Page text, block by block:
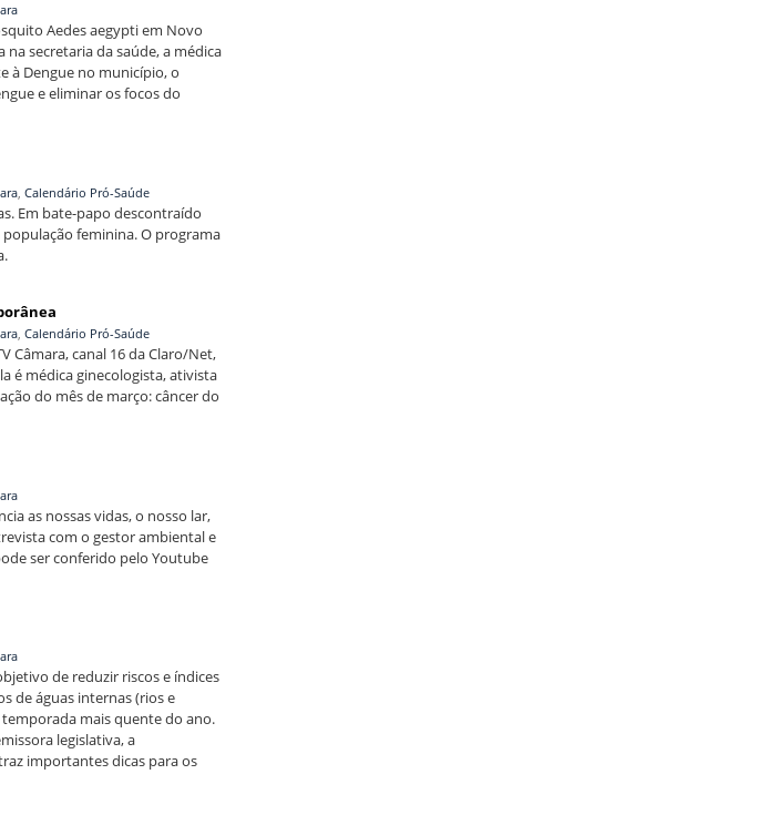
Aedes aegypti em Novo
secretaria da saúde, a médica
à Dengue no município, o
e eliminar os focos do
, Calendário Pró-Saúde
Em bate-papo descontraído
feminina. O programa
, Calendário Pró-Saúde
Câmara, canal 16 da Claro/Net,
é médica ginecologista, ativista
do mês de março: câncer do
as nossas vidas, o nosso lar,
com o gestor ambiental e
ser conferido pelo Youtube
de reduzir riscos e índices
de águas internas (rios e
mais quente do ano.
legislativa, a
importantes dicas para os